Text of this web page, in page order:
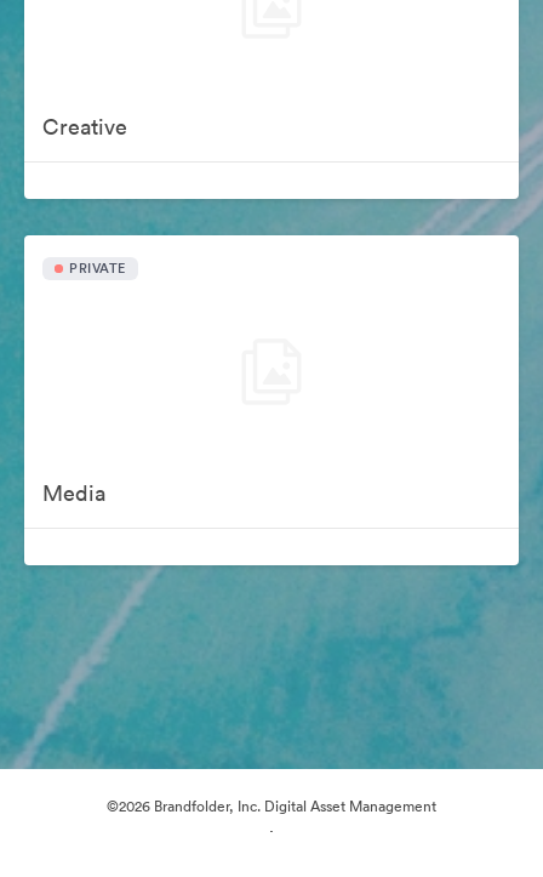
Creative
PRIVATE
Media
©2026 Brandfolder, Inc. Digital Asset Management
·